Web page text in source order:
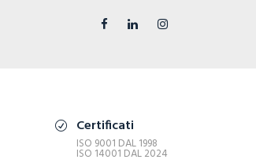
Certificati
ISO 9001 DAL 1998
ISO 14001 DAL 2024